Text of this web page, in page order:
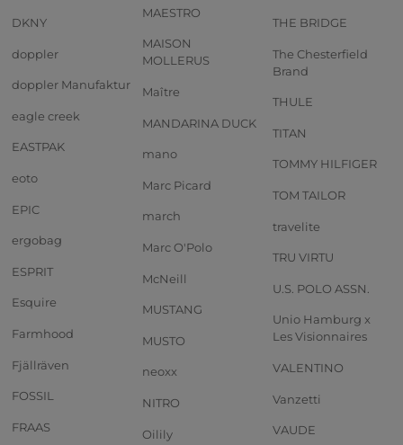
DKNY
doppler
doppler Manufaktur
eagle creek
EASTPAK
eoto
EPIC
ergobag
ESPRIT
Esquire
Farmhood
Fjällräven
FOSSIL
FRAAS
MAESTRO
MAISON
MOLLERUS
Maître
MANDARINA DUCK
mano
Marc Picard
march
Marc O'Polo
McNeill
MUSTANG
MUSTO
neoxx
NITRO
Oilily
THE BRIDGE
The Chesterfield
Brand
THULE
TITAN
TOMMY HILFIGER
TOM TAILOR
travelite
TRU VIRTU
U.S. POLO ASSN.
Unio Hamburg x
Les Visionnaires
VALENTINO
Vanzetti
VAUDE